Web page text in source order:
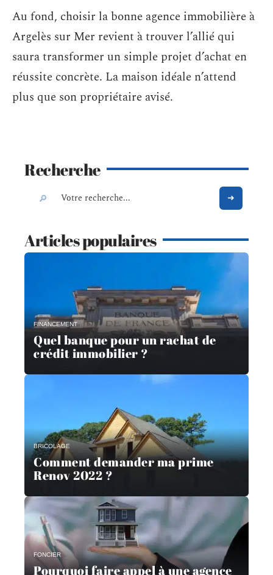
Au fond, choisir la bonne agence immobilière à
Argelès sur Mer revient à trouver l’allié qui
saura transformer un simple projet d’achat en
réussite concrète. La maison idéale n’attend
plus que son propriétaire avisé.
Recherche
Articles populaires
FINANCEMENT
Quel banque pour un rachat de
crédit immobilier ?
BRICOLAGE
Comment demander ma prime
Renov 2022 ?
FONCIER
Pourquoi faire appel à une agence